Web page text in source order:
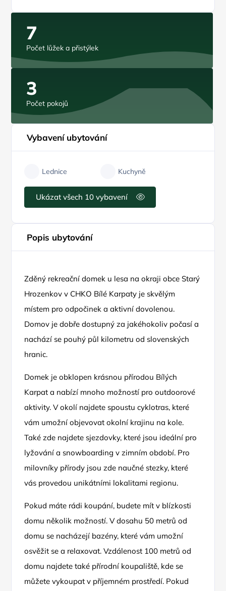
7
Počet lůžek a přistýlek
3
Počet pokojů
Vybavení ubytování
Lednice Kuchyně
Ukázat všech 10 vybavení
Popis ubytování
Zděný rekreační domek u lesa na okraji obce Starý
Hrozenkov v CHKO Bílé Karpaty je skvělým
místem pro odpočinek a aktivní dovolenou.
Domov je dobře dostupný za jakéhokoliv počasí a
nachází se pouhý půl kilometru od slovenských
hranic.
Domek je obklopen krásnou přírodou Bílých
Karpat a nabízí mnoho možností pro outdoorové
aktivity. V okolí najdete spoustu cyklotras, které
vám umožní objevovat okolní krajinu na kole.
Také zde najdete sjezdovky, které jsou ideální pro
lyžování a snowboarding v zimním období. Pro
milovníky přírody jsou zde naučné stezky, které
vás provedou unikátními lokalitami regionu.
Pokud máte rádi koupání, budete mít v blízkosti
domu několik možností. V dosahu 50 metrů od
domu se nacházejí bazény, které vám umožní
osvěžit se a relaxovat. Vzdálenost 100 metrů od
domu najdete také přírodní koupaliště, kde se
můžete vykoupat v příjemném prostředí. Pokud